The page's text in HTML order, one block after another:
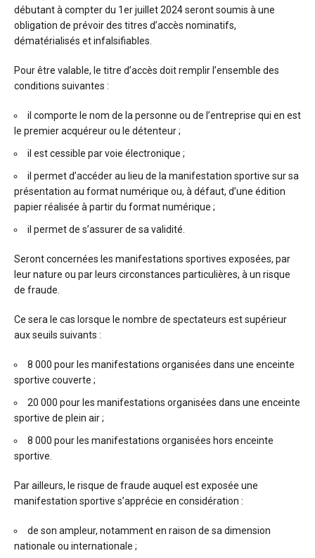
débutant à compter du 1er juillet 2024 seront soumis à une
obligation de prévoir des titres d’accès nominatifs,
dématérialisés et infalsifiables.
Pour être valable, le titre d’accès doit remplir l’ensemble des
conditions suivantes :
il comporte le nom de la personne ou de l’entreprise qui en est
le premier acquéreur ou le détenteur ;
il est cessible par voie électronique ;
il permet d’accéder au lieu de la manifestation sportive sur sa
présentation au format numérique ou, à défaut, d’une édition
papier réalisée à partir du format numérique ;
il permet de s’assurer de sa validité.
Seront concernées les manifestations sportives exposées, par
leur nature ou par leurs circonstances particulières, à un risque
de fraude.
Ce sera le cas lorsque le nombre de spectateurs est supérieur
aux seuils suivants :
8 000 pour les manifestations organisées dans une enceinte
sportive couverte ;
20 000 pour les manifestations organisées dans une enceinte
sportive de plein air ;
8 000 pour les manifestations organisées hors enceinte
sportive.
Par ailleurs, le risque de fraude auquel est exposée une
manifestation sportive s’apprécie en considération :
de son ampleur, notamment en raison de sa dimension
nationale ou internationale ;